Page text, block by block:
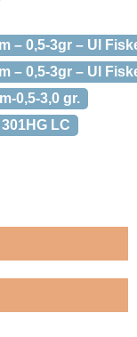
– 0,5-3gr – Ul
– 0,5-3gr – Ul
0,5-3,0 gr.
LC